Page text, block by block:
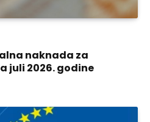
naknada za
juli 2026. godine